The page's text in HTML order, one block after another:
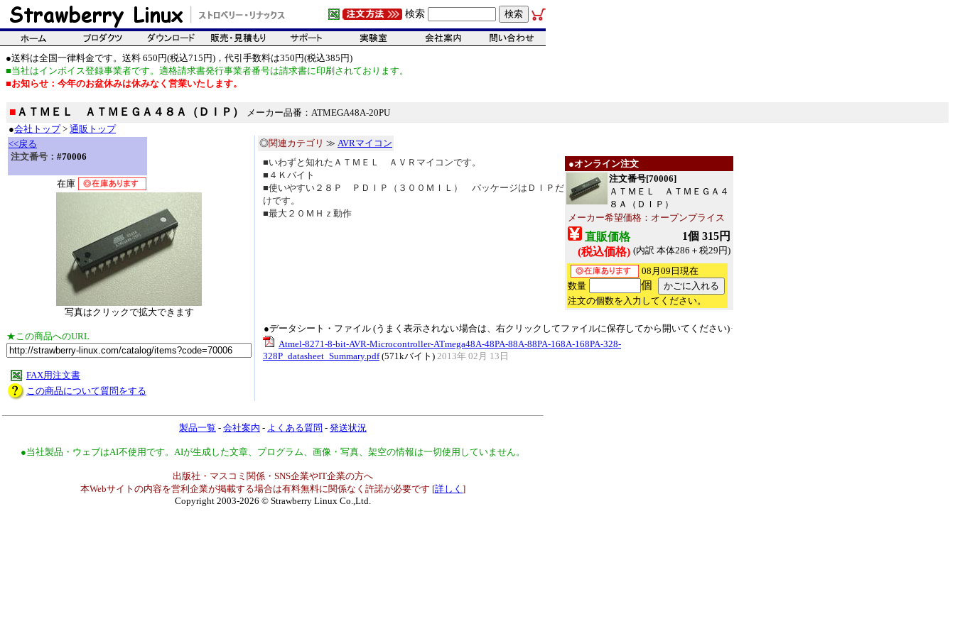
検索
●送料は全国一律料金です。送料 650円(税込715円)，代引手数料は350円(税込385円)
■当社はインボイス登録事業者です。適格請求書発行事業者番号は請求書に印刷されております。
■お知らせ：今年のお盆休みは休みなく営業いたします。
■ ＡＴＭＥＬ ＡＴＭＥＧＡ４８Ａ（ＤＩＰ）
メーカー品番：ATMEGA48A-20PU
●会社トップ> 通販トップ
<<戻る
注文番号： #70006
在庫
写真はクリックで拡大できます
★この商品へのURL
FAX用注文書
この商品について質問をする
◎関連カテゴリ ≫ AVRマイコン
●オンライン注文
注文番号[70006]
ＡＴＭＥＬ ＡＴＭＥＧＡ４
８Ａ（ＤＩＰ）
メーカー希望価格：オープンプライス
直販価格
(税込価格)
1個 315円
(内訳 本体286＋税29円)
08月09日現在
数量
個
注文の個数を入力してください。
■いわずと知れたＡＴＭＥＬ ＡＶＲマイコンです。
■４Ｋバイト
■使いやすい２８Ｐ ＰＤＩＰ（３００ＭＩＬ） パッケージはＤＩＰだ
けです。
■最大２０ＭＨｚ動作
●データシート・ファイル (うまく表示されない場合は、右クリックしてファイルに保存してから開いてください)
Atmel-8271-8-bit-AVR-Microcontroller-ATmega48A-48PA-88A-88PA-168A-168PA-328-
328P_datasheet_Summary.pdf(571kバイト) 2013年 02月 13日
製品一覧 - 会社案内 - よくある質問 - 発送状況
●当社製品・ウェブはAI不使用です。AIが生成した文章、プログラム、画像・写真、架空の情報は一切使用していません。
出版社・マスコミ関係・SNS企業やIT企業の方へ
本Webサイトの内容を営利企業が掲載する場合は有料無料に関係なく許諾が必要です [詳しく ]
Copyright 2003-2026 © Strawberry Linux Co.,Ltd.